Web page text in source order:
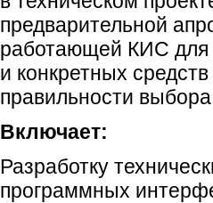
предварительной
работающей КИС для
и конкретных
правильности
Включает:
Разработку
программных